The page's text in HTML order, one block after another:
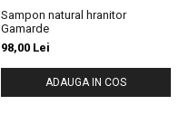
Sampon natural hranitor
Gamarde
98,00 Lei
ADAUGA IN COS